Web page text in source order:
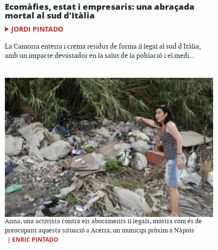
Ecomàfies, estat i empresaris: una abraçada
mortal al sud d'Itàlia
JORDI PINTADO
La Camorra enterra i crema residus de forma il·legal al sud d'Itàlia,
amb un impacte devastador en la salut de la població i el medi...
Anna, una activista contra els abocaments il·legals, mostra com és de
preocupant aquesta situació a Acerra, un municipi pròxim a Nàpols
| ENRIC PINTADO